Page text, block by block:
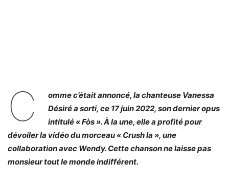
C
omme c’était annoncé, la chanteuse Vanessa
Désiré a sorti, ce 17 juin 2022, son dernier opus
intitulé « Fòs ». À la une, elle a profité pour
dévoiler la vidéo du morceau « Crush la », une
collaboration avec Wendy. Cette chanson ne laisse pas
monsieur tout le monde indifférent.